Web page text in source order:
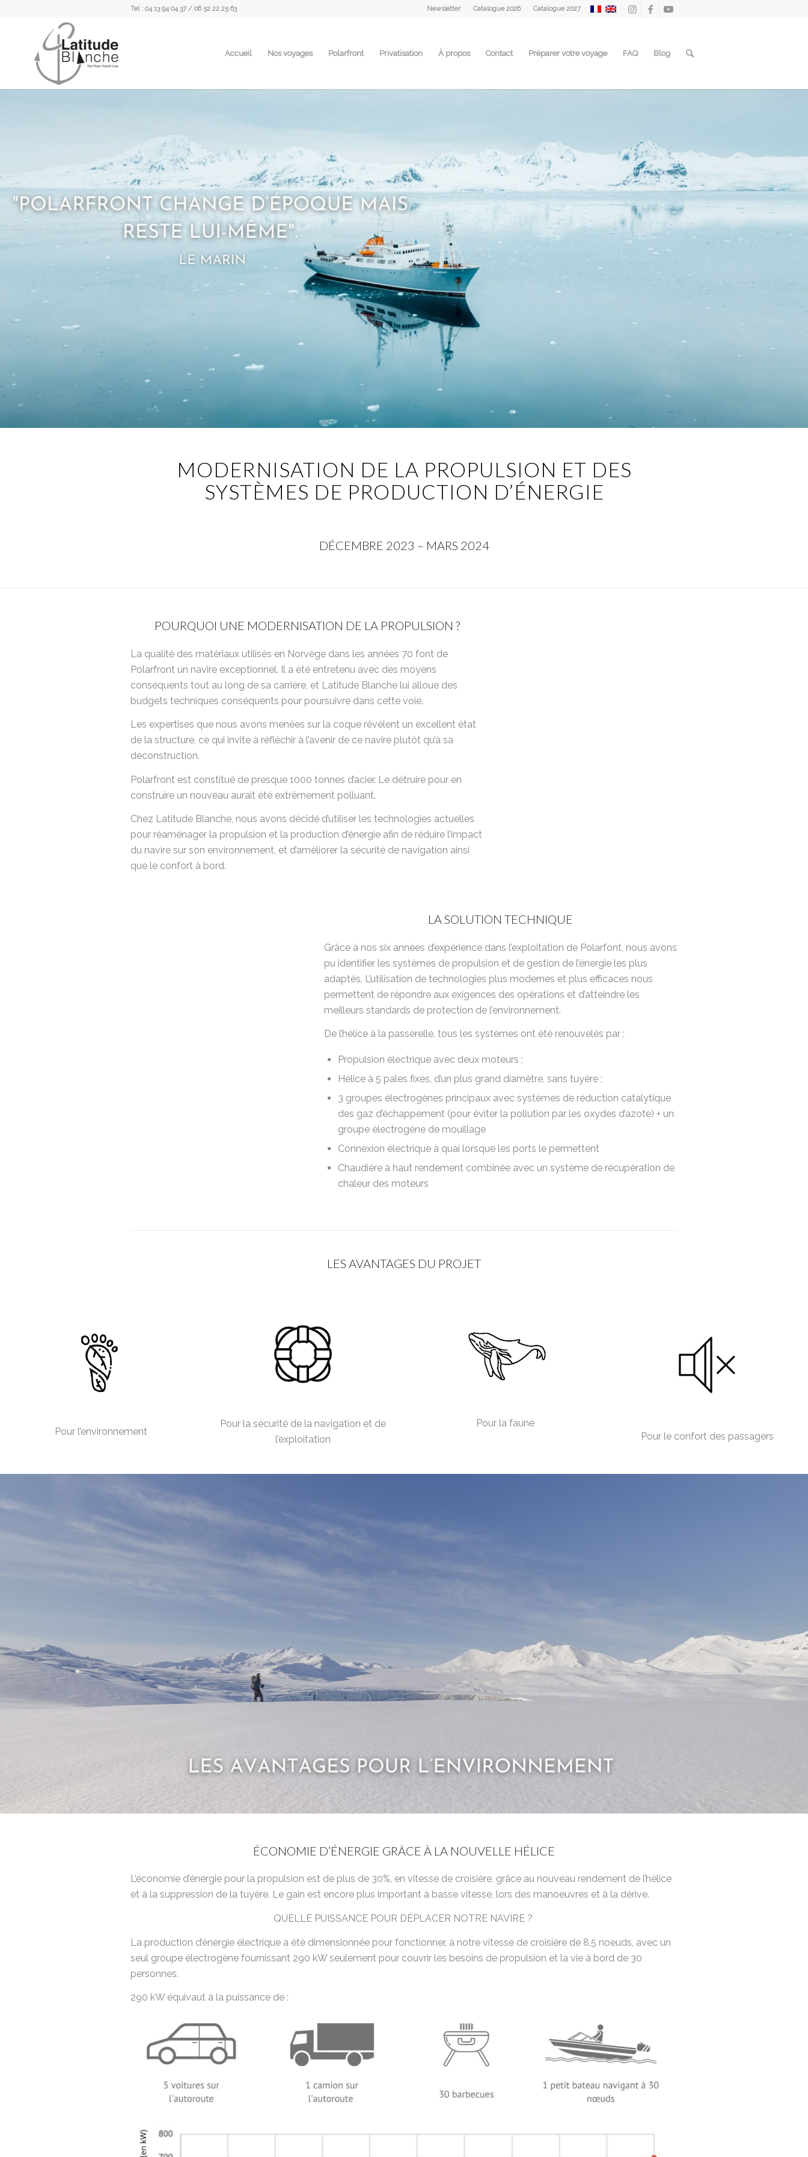
Newsletter Catalogue 2026 Catalogue 2027
Tel : 04 13 94 04 37 / 06 52 22 25 63
Accueil Nos voyages Polarfront Privatisation À propos Contact Préparer votre voyage FAQ Blog
MODERNISATION DE LA PROPULSION ET DES
SYSTÈMES DE PRODUCTION D’ÉNERGIE
DÉCEMBRE 2023 – MARS 2024
POURQUOI UNE MODERNISATION DE LA PROPULSION ?
La qualité des matériaux utilisés en Norvège dans les années 70 font de
Polarfront un navire exceptionnel. Il a été entretenu avec des moyens
conséquents tout au long de sa carrière, et Latitude Blanche lui alloue des
budgets techniques conséquents pour poursuivre dans cette voie.
Les expertises que nous avons menées sur la coque révèlent un excellent état
de la structure, ce qui invite à réfléchir à l’avenir de ce navire plutôt qu’à sa
déconstruction.
Polarfront est constitué de presque 1000 tonnes d’acier. Le détruire pour en
construire un nouveau aurait été extrêmement polluant.
Chez Latitude Blanche, nous avons décidé d’utiliser les technologies actuelles
pour réaménager la propulsion et la production d’énergie afin de réduire l’impact
du navire sur son environnement, et d’améliorer la sécurité de navigation ainsi
que le confort à bord.
LA SOLUTION TECHNIQUE
Grâce à nos six années d’expérience dans l’exploitation de Polarfont, nous avons
pu identifier les systèmes de propulsion et de gestion de l’énergie les plus
adaptés. L’utilisation de technologies plus modernes et plus efficaces nous
permettent de répondre aux exigences des opérations et d’atteindre les
meilleurs standards de protection de l’environnement.
De l’hélice à la passerelle, tous les systèmes ont été renouvelés par :
Propulsion électrique avec deux moteurs ;
Hélice à 5 pales fixes, d’un plus grand diamètre, sans tuyère ;
3 groupes électrogènes principaux avec systèmes de réduction catalytique
des gaz d’échappement (pour éviter la pollution par les oxydes d’azote) + un
groupe électrogène de mouillage
Connexion électrique à quai lorsque les ports le permettent
Chaudière à haut rendement combinée avec un système de récupération de
chaleur des moteurs
LES AVANTAGES DU PROJET
Pour l’environnement
Pour la sécurité de la navigation et de
l’exploitation
Pour la faune
Pour le confort des passagers
ÉCONOMIE D’ÉNERGIE GRÂCE À LA NOUVELLE HÉLICE
L’économie d’énergie pour la propulsion est de plus de 30%, en vitesse de croisière, grâce au nouveau rendement de l’hélice
et à la suppression de la tuyère. Le gain est encore plus important à basse vitesse, lors des manoeuvres et à la dérive.
QUELLE PUISSANCE POUR DÉPLACER NOTRE NAVIRE ?
La production d’énergie électrique a été dimensionnée pour fonctionner, à notre vitesse de croisière de 8,5 noeuds, avec un
seul groupe électrogène fournissant 290 kW seulement pour couvrir les besoins de propulsion et la vie à bord de 30
personnes.
290 kW équivaut à la puissance de :